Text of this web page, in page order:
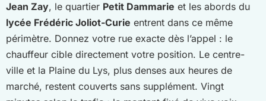
Jean Zay, le quartier Petit Dammarie et les abords du
lycée Frédéric Joliot-Curie entrent dans ce même
périmètre. Donnez votre rue exacte dès l’appel : le
chauffeur cible directement votre position. Le centre-
ville et la Plaine du Lys, plus denses aux heures de
marché, restent couverts sans supplément. Vingt